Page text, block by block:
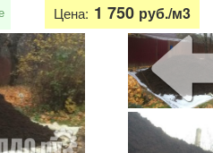
Цена: 1 750 руб./м3